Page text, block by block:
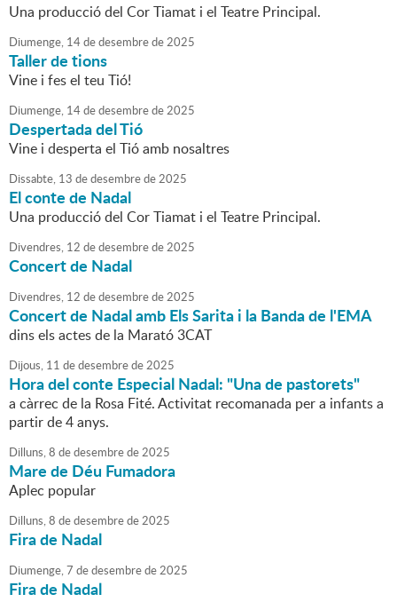
Una producció del Cor Tiamat i el Teatre Principal.
Diumenge, 14dedesembrede2025
Taller de tions
Vine i fes el teu Tió!
Diumenge, 14dedesembrede2025
Despertada del Tió
Vine i desperta el Tió amb nosaltres
Dissabte, 13 dedesembrede2025
El conte de Nadal
Una producció del Cor Tiamat i el Teatre Principal.
Divendres, 12 dedesembrede2025
Concert de Nadal
Divendres, 12 dedesembrede2025
Concert de Nadal amb Els Sarita i la Banda de l'EMA
dins els actes de la Marató 3CAT
Dijous, 11 dedesembrede2025
Hora del conte Especial Nadal: "Una de pastorets"
a càrrec de la Rosa Fité. Activitat recomanada per a infants a
partir de 4 anys.
Dilluns,8 dedesembrede2025
Mare de Déu Fumadora
Aplec popular
Dilluns,8 dedesembrede2025
Fira de Nadal
Diumenge,7 dedesembrede2025
Fira de Nadal